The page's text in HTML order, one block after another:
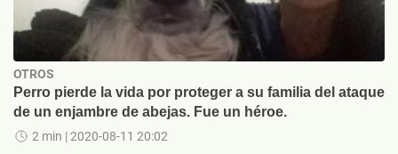
OTROS
Perro pierde la vida por proteger a su familia del ataque
de un enjambre de abejas. Fue un héroe.
2 min | 2020-08-11 20:02